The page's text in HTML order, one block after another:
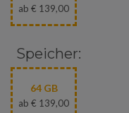
ab € 139,00
Speicher:
64 GB
ab € 139,00